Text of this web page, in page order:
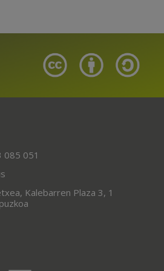
085 051
Kalebarren Plaza 3, 1